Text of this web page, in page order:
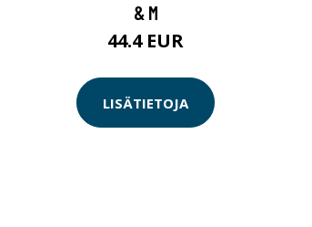
& M
44.4 EUR
LISÄTIETOJA